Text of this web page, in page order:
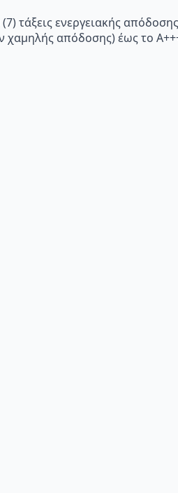
τάξεις ενεργειακής
χαμηλής απόδοσης) έως το